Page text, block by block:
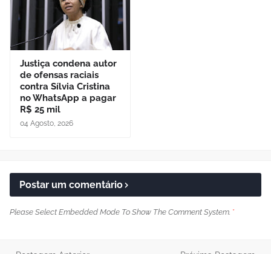
Justiça condena autor
de ofensas raciais
contra Sílvia Cristina
no WhatsApp a pagar
R$ 25 mil
04 Agosto, 2026
Postar um comentário
Please Select Embedded Mode To Show The Comment System. *